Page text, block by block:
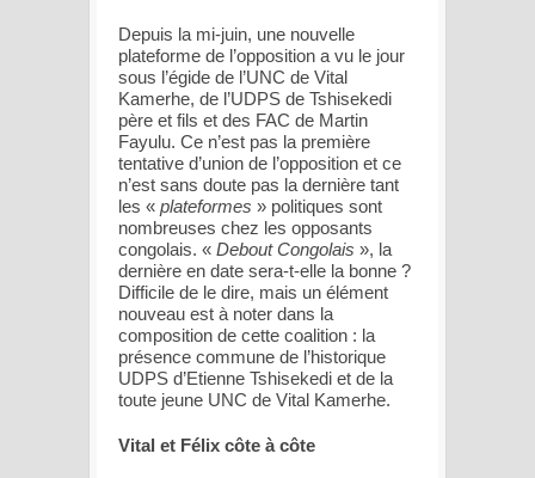
Depuis la mi-juin, une nouvelle
plateforme de l’opposition a vu le jour
sous l’égide de l’UNC de Vital
Kamerhe, de l’UDPS de Tshisekedi
père et fils et des FAC de Martin
Fayulu. Ce n’est pas la première
tentative d’union de l’opposition et ce
n’est sans doute pas la dernière tant
les « plateformes » politiques sont
nombreuses chez les opposants
congolais. « Debout Congolais », la
dernière en date sera-t-elle la bonne ?
Difficile de le dire, mais un élément
nouveau est à noter dans la
composition de cette coalition : la
présence commune de l’historique
UDPS d’Etienne Tshisekedi et de la
toute jeune UNC de Vital Kamerhe.
Vital et Félix côte à côte